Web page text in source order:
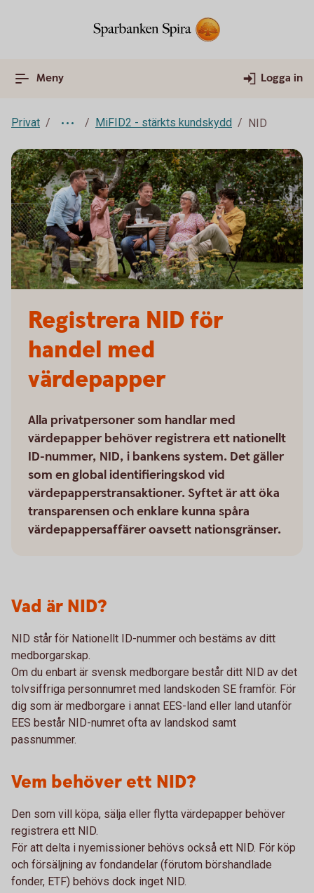
Meny Logga in
Privat MiFID2 - stärkts kundskydd NID
Registrera NID för
handel med
värdepapper
Alla privatpersoner som handlar med
värdepapper behöver registrera ett nationellt
ID-nummer, NID, i bankens system. Det gäller
som en global identifieringskod vid
värdepapperstransaktioner. Syftet är att öka
transparensen och enklare kunna spåra
värdepappersaffärer oavsett nationsgränser.
Vad är NID?
NID står för Nationellt ID-nummer och bestäms av ditt
medborgarskap.
Om du enbart är svensk medborgare består ditt NID av det
tolvsiffriga personnumret med landskoden SE framför. För
dig som är medborgare i annat EES-land eller land utanför
EES består NID-numret ofta av landskod samt
passnummer.
Vem behöver ett NID?
Den som vill köpa, sälja eller flytta värdepapper behöver
registrera ett NID.
För att delta i nyemissioner behövs också ett NID. För köp
och försäljning av fondandelar (förutom börshandlade
fonder, ETF) behövs dock inget NID.